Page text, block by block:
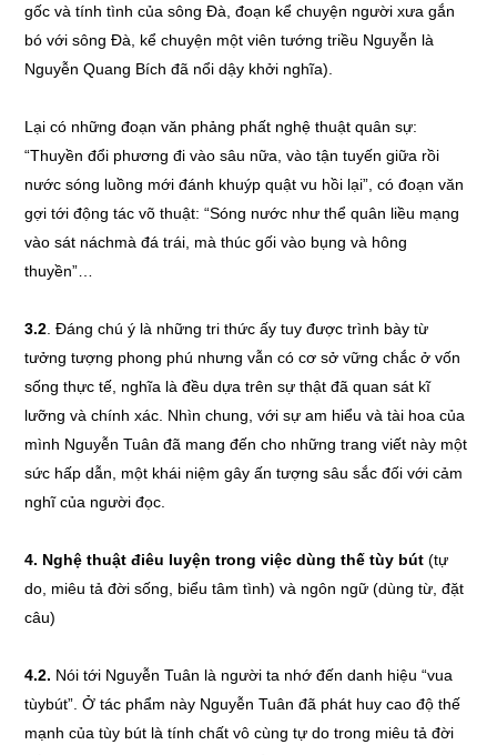
gốc và tính tình của sông Đà, đoạn kể chuyện người xưa gắn
bó với sông Đà, kể chuyện một viên tướng triều Nguyễn là
Nguyễn Quang Bích đã nổi dậy khởi nghĩa).
Lại có những đoạn văn phảng phất nghệ thuật quân sự:
“Thuyền đổi phương đi vào sâu nữa, vào tận tuyến giữa rồi
nước sóng luồng mới đánh khuýp quật vu hồi lại”, có đoạn văn
gợi tới động tác võ thuật: “Sóng nước như thể quân liều mạng
vào sát náchmà đá trái, mà thúc gối vào bụng và hông
thuyền”…
3.2 . Đáng chú ý là những tri thức ấy tuy được trình bày từ
tưởng tượng phong phú nhưng vẫn có cơ sở vững chắc ở vốn
sống thực tế, nghĩa là đều dựa trên sự thật đã quan sát kĩ
lưỡng và chính xác. Nhìn chung, với sự am hiểu và tài hoa của
mình Nguyễn Tuân đã mang đến cho những trang viết này một
sức hấp dẫn, một khái niệm gây ấn tượng sâu sắc đối với cảm
nghĩ của người đọc.
4. Nghệ thuật điêu luyện trong việc dùng thế tùy bút (tự
do, miêu tả đời sống, biểu tâm tình) và ngôn ngữ (dùng từ, đặt
câu)
4.2. Nói tới Nguyễn Tuân là người ta nhớ đến danh hiệu “vua
tùybút”. Ở tác phẩm này Nguyễn Tuân đã phát huy cao độ thế
mạnh của tùy bút là tính chất vô cùng tự do trong miêu tả đời